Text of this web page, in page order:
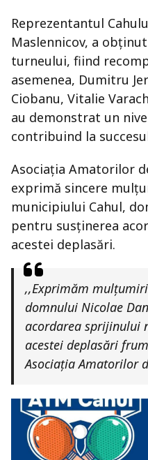
Reprezentantul
Maslennicov, a
turneului, fiind
asemenea, Dumitru
Ciobanu, Vitalie
au demonstrat un
contribuind la
Asociația Amatorilor
exprimă sincere
municipiului Cahul,
pentru susținerea
acestei deplasări.
,,Exprimăm
domnului Nicolae
acordarea sprijinului
acestei deplasări
Asociația Amatorilor